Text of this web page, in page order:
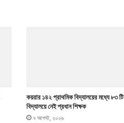
কয়রার ১৪২ প্রাথমিক বিদ্যালয়ের মধ্যে ৮৩ টি
বিদ্যালয়ে নেই প্রধান শিক্ষক
৭ আগস্ট, ২০২৬